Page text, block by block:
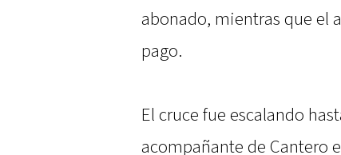
abonado, mientras que el
pago.
El cruce fue escalando
acompañante de Cantero